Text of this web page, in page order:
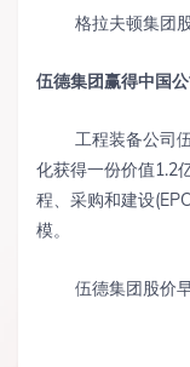
格拉夫顿集团
伍德集团赢得中国
工程装备公司
化获得一份价值1.2
程、采购和建设
模。
伍德集团股价